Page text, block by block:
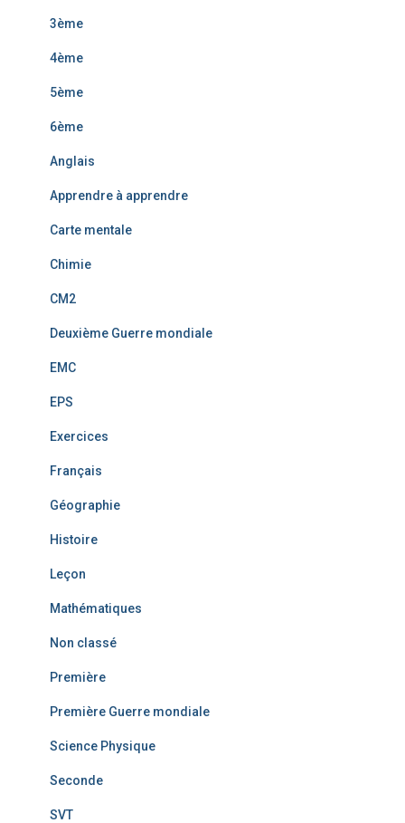
3ème
4ème
5ème
6ème
Anglais
Apprendre à apprendre
Carte mentale
Chimie
CM2
Deuxième Guerre mondiale
EMC
EPS
Exercices
Français
Géographie
Histoire
Leçon
Mathématiques
Non classé
Première
Première Guerre mondiale
Science Physique
Seconde
SVT